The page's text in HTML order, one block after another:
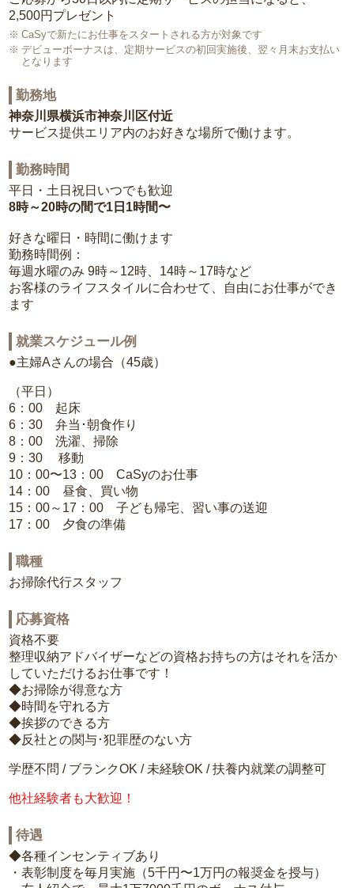
2,500円プレゼント
CaSyで新たにお仕事をスタートされる方が対象です
デビューボーナスは、定期サービスの初回実施後、翌々月末お支払い
となります
勤務地
神奈川県横浜市神奈川区付近
サービス提供エリア内のお好きな場所で働けます。
勤務時間
平日・土日祝日いつでも歓迎
8時～20時の間で1日1時間〜
好きな曜日・時間に働けます
勤務時間例：
毎週水曜のみ 9時～12時、14時～17時など
お客様のライフスタイルに合わせて、自由にお仕事ができ
ます
就業スケジュール例
●主婦Aさんの場合（45歳）
（平日）
6：00 起床
6：30 弁当･朝食作り
8：00 洗濯、掃除
9：30 移動
10：00〜13：00 CaSyのお仕事
14：00 昼食、買い物
15：00～17：00 子ども帰宅、習い事の送迎
17：00 夕食の準備
職種
お掃除代行スタッフ
応募資格
資格不要
整理収納アドバイザーなどの資格お持ちの方はそれを活か
していただけるお仕事です！
◆お掃除が得意な方
◆時間を守れる方
◆挨拶のできる方
◆反社との関与･犯罪歴のない方
学歴不問 / ブランクOK / 未経験OK / 扶養内就業の調整可
他社経験者も大歓迎！
待遇
◆各種インセンティブあり
・表彰制度を毎月実施（5千円〜1万円の報奨金を授与）